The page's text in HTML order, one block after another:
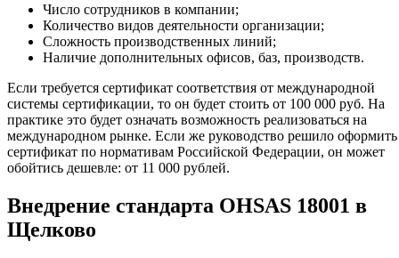
Число сотрудников в компании;
Количество видов деятельности организации;
Сложность производственных линий;
Наличие дополнительных офисов, баз, производств.
Если требуется сертификат соответствия от международной
системы сертификации, то он будет стоить от 100 000 руб. На
практике это будет означать возможность реализоваться на
международном рынке. Если же руководство решило оформить
сертификат по нормативам Российской Федерации, он может
обойтись дешевле: от 11 000 рублей.
Внедрение стандарта OHSAS 18001 в
Щелково